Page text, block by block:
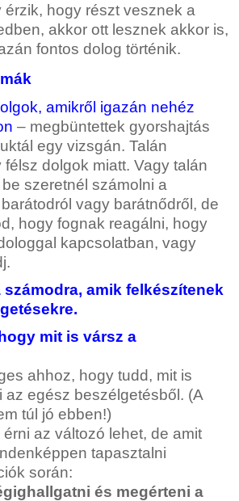
érzik, hogy részt vesznek a
akkor ott lesznek akkor is,
fontos dolog történik.
amikről igazán nehéz
– megbüntettek gyorshajtás
egy vizsgán. Talán
dolgok miatt. Vagy talán
szeretnél számolni a
vagy barátnődről, de
hogy fognak reagálni, hogy
kapcsolatban, vagy
számodra, amik felkészítenek
mit is vársz a
ahhoz, hogy tudd, mit is
az egész beszélgetésből. (A
túl jó ebben!)
az változó lehet, de amit
tapasztalni
során:
és megérteni a